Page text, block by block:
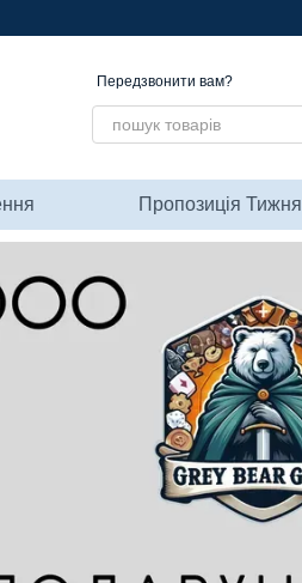
Передзвонити вам?
Пропозиція Тижня